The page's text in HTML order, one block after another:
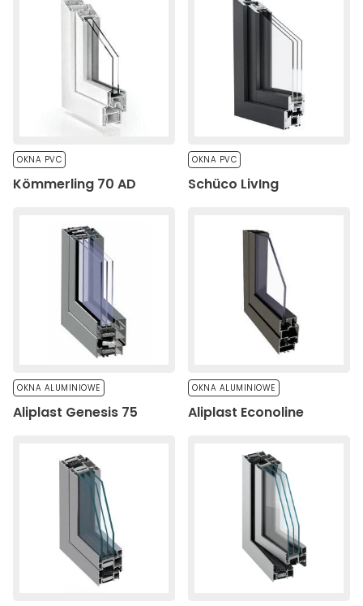
OKNA PVC
Kömmerling 70 AD
OKNA PVC
Schüco LivIng
OKNA ALUMINIOWE
Aliplast Genesis 75​
OKNA ALUMINIOWE
Aliplast Econoline